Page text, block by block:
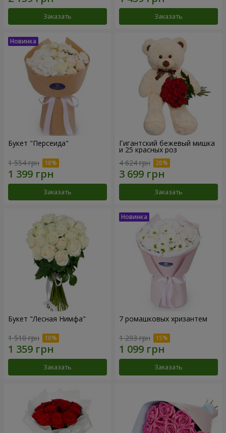
Заказать Заказать
Букет "Персеида"
1 554 грн
Заказать
Гигантский бежевый мишка
и 25 красных роз
4 624 грн
Заказать
Букет "Лесная Нимфа"
1 510 грн
Заказать
7 ромашковых хризантем
1 293 грн
Заказать